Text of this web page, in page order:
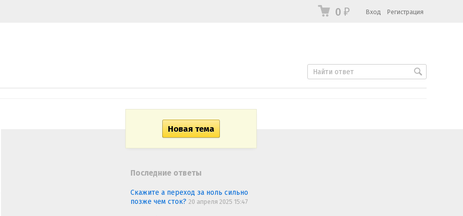
0 ₽ Вход Регистрация
Новая тема
Последние ответы
Скажите а переход за ноль сильно
позже чем сток? 20 апреля 2025 15:47